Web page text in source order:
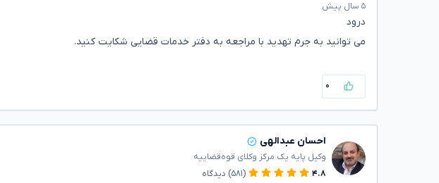
۵ سال پیش
درود
می توانید به جرم تهدید با مراجعه به دفتر خدمات قضایی شکایت کنید.
۰
احسان عبدالهی
وکیل پایه یک مرکز وکلای قوه‌قضاییه
۴.۸
(۵۸۱) دیدگاه